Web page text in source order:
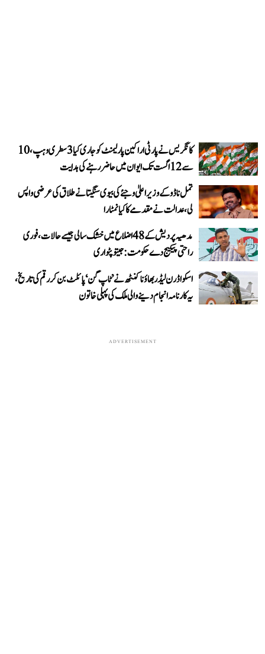
کانگریس نے پارٹی اراکین پارلیمنٹ کو جاری کیا 3 سطری وہپ، 10
سے 12 اگست تک ایوان میں حاضر رہنے کی ہدایت
تمل ناڈو کے وزیر اعلیٰ وجئے کی بیوی سنگیتا نے طلاق کی عرضی واپس
لی، عدالت نے مقدمے کا کیا نمٹارا
مدھیہ پردیش کے 48 اضلاع میں خشک سالی جیسے حالات، فوری
راحتی پیکیج دے حکومت: جیتو پٹواری
اسکواڈرن لیڈر بھاؤنا کنٹھ نے ’ٹاپ گن‘ پائلٹ بن کر رقم کی تاریخ،
یہ کارنامہ انجام دینے والی ملک کی پہلی خاتون
ADVERTISEMENT